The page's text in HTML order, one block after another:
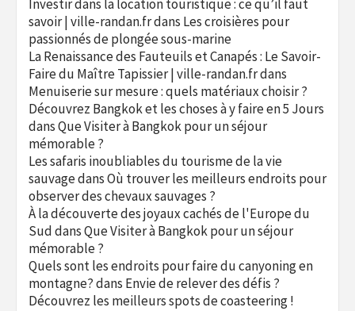
Investir dans la location touristique : ce qu’il faut
savoir | ville-randan.frdans Les croisières pour
passionnés de plongée sous-marine
La Renaissance des Fauteuils et Canapés : Le Savoir-
Faire du Maître Tapissier | ville-randan.frdans
Menuiserie sur mesure : quels matériaux choisir ?
Découvrez Bangkok et les choses à y faire en 5 Jours
dansQue Visiter à Bangkok pour un séjour
mémorable ?
Les safaris inoubliables du tourisme de la vie
sauvagedansOù trouver les meilleurs endroits pour
observer des chevaux sauvages ?
À la découverte des joyaux cachés de l'Europe du
SuddansQue Visiter à Bangkok pour un séjour
mémorable ?
Quels sont les endroits pour faire du canyoning en
montagne?dans Envie de relever des défis ?
Découvrez les meilleurs spots de coasteering !